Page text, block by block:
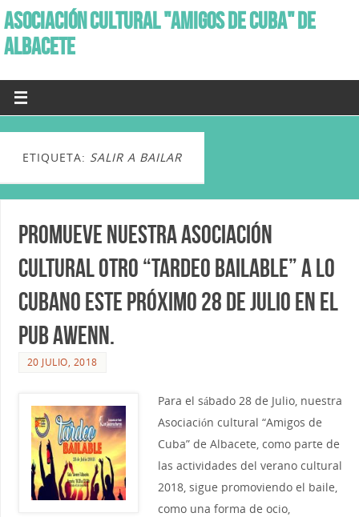
ASOCIACIÓN CULTURAL "AMIGOS DE CUBA" DE
ALBACETE
ETIQUETA: SALIR A BAILAR
Promueve nuestra Asociación
cultural otro “Tardeo Bailable” a lo
Cubano este próximo 28 de Julio en el
Pub Awenn.
20 JULIO, 2018
Para el sábado 28 de Julio, nuestra
Asociación cultural “Amigos de
Cuba” de Albacete, como parte de
las actividades del verano cultural
2018, sigue promoviendo el baile,
como una forma de ocio,